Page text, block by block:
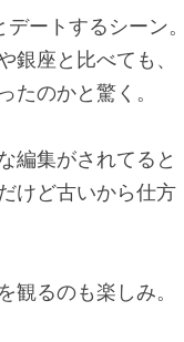
ートするシーン。
座と比べても、
のかと驚く。
編集がされてると
けど古いから仕方
るのも楽しみ。